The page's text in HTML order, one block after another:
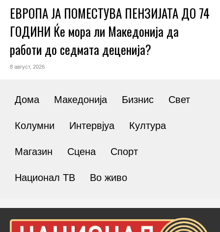
ЕВРОПА ЈА ПОМЕСТУВА ПЕНЗИЈАТА ДО 74
ГОДИНИ Ќе мора ли Македонија да
работи до седмата деценија?
8 август, 2026
Дома Македонија Бизнис Свет
Колумни Интервјуа Култура
Магазин Сцена Спорт
Национал ТВ Во живо